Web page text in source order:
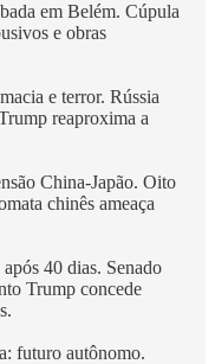
em Belém. Cúpula
e obras
e terror. Rússia
reaproxima a
China-Japão. Oito
chinês ameaça
40 dias. Senado
Trump concede
futuro autônomo.